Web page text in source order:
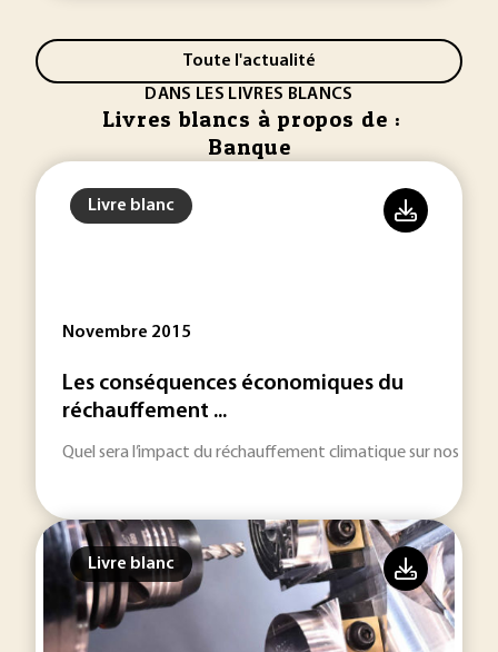
Toute l'actualité
DANS LES LIVRES BLANCS
Livres blancs à propos de :
Banque
Livre blanc
Novembre 2015
Les conséquences économiques du
réchauffement ...
Quel sera l’impact du réchauffement climatique sur nos
Livre blanc